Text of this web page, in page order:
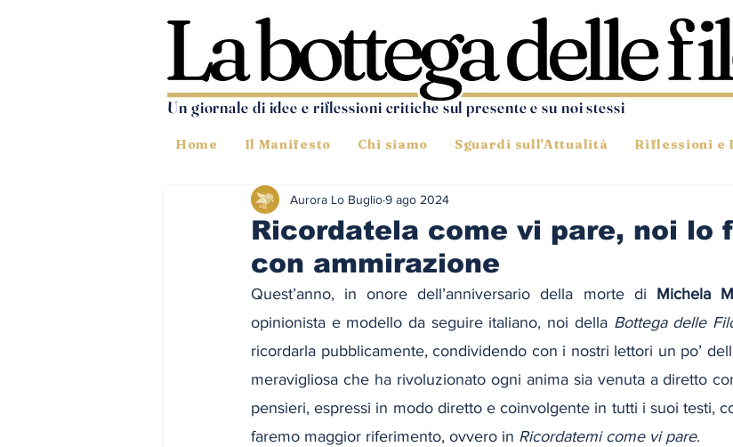
Un giornale di idee e riflessioni critiche sul presente e su noi stessi
Home Il Manifesto Chi siamo Sguardi sull'Attualità Riflessioni e
Ricordatela come vi pare, noi lo
con ammirazione
Aurora Lo Buglio9 ago 2024
Quest’anno, in onore dell’anniversario della morte di Michela
opinionista e modello da seguire italiano, noi della Bottega delle
ricordarla pubblicamente, condividendo con i nostri lettori un po’
meravigliosa che ha rivoluzionato ogni anima sia venuta a diretto
pensieri, espressi in modo diretto e coinvolgente in tutti i suoi testi,
faremo maggior riferimento, ovvero in Ricordatemi come vi pare.